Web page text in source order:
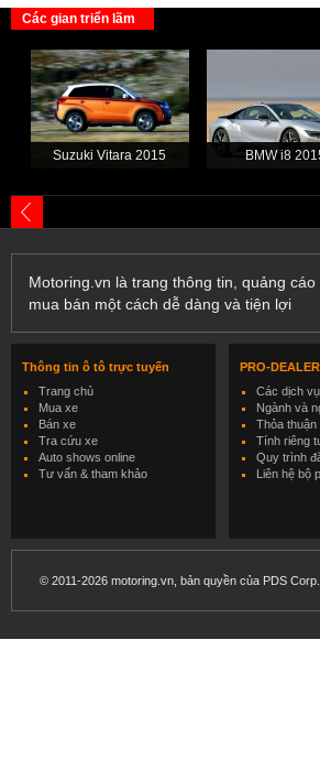
Các gian triển lãm
Suzuki Vitara 2015 BMW i8
Motoring.vn là trang thông tin, quảng
mua bán một cách dễ dàng và tiện lợi
Thông tin ô tô trực tuyến
Trang chủ
Mua xe
Bán xe
Tra cứu xe
Auto shows online
Tư vấn & tham khảo
PRO-DEALER
Các dịch
Ngành và
Thỏa thuận
Tính riêng
Quy trình
Liên hệ bộ
© 2011-2026 motoring.vn, bản quyền của PDS